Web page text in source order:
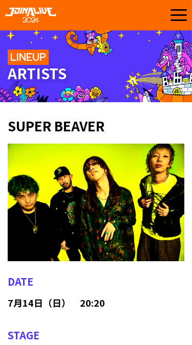
LINEUP
ARTISTS
SUPER BEAVER
DATE
7月14日（日） 20:20
STAGE